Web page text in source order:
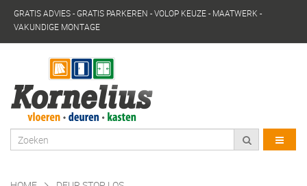
GRATIS ADVIES - GRATIS PARKEREN - VOLOP KEUZE - MAATWERK -
VAKUNDIGE MONTAGE